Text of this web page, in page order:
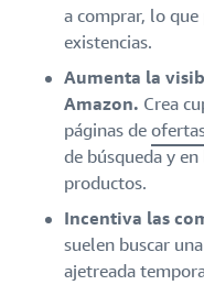
a comprar, lo
existencias.
Aumenta la
Amazon. Crea
páginas de
de búsqueda y
productos.
Incentiva las
suelen buscar
ajetreada